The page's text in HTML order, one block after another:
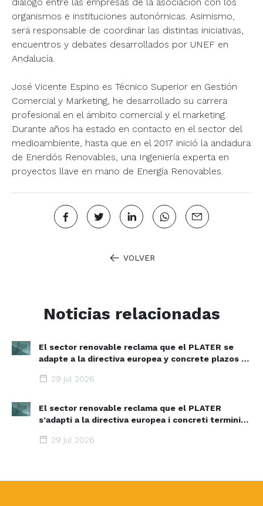
organismos e instituciones autonómicas. Asimismo,
será responsable de coordinar las distintas iniciativas,
encuentros y debates desarrollados por UNEF en
Andalucía.
José Vicente Espino es Técnico Superior en Gestión
Comercial y Marketing, he desarrollado su carrera
profesional en el ámbito comercial y el marketing.
Durante años ha estado en contacto en el sector del
medioambiente, hasta que en el 2017 inició la andadura
de Enerdós Renovables, una Ingeniería experta en
proyectos llave en mano de Energía Renovables.
VOLVER
Noticias relacionadas
El sector renovable reclama que el PLATER se
adapte a la directiva europea y concrete plazos y
29 jul 2026
El sector renovable reclama que el PLATER
s’adapti a la directiva europea i concreti terminis i
29 jul 2026